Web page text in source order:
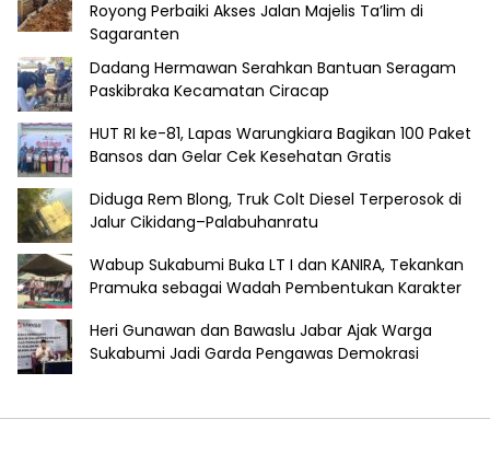
Royong Perbaiki Akses Jalan Majelis Ta’lim di
Sagaranten
Dadang Hermawan Serahkan Bantuan Seragam
Paskibraka Kecamatan Ciracap
HUT RI ke-81, Lapas Warungkiara Bagikan 100 Paket
Bansos dan Gelar Cek Kesehatan Gratis
Diduga Rem Blong, Truk Colt Diesel Terperosok di
Jalur Cikidang–Palabuhanratu
Wabup Sukabumi Buka LT I dan KANIRA, Tekankan
Pramuka sebagai Wadah Pembentukan Karakter
Heri Gunawan dan Bawaslu Jabar Ajak Warga
Sukabumi Jadi Garda Pengawas Demokrasi